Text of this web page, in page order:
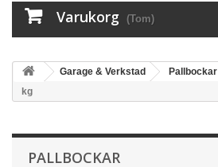
Varukorg (Tom)
Garage & Verkstad Pallbockar
kg
PALLBOCKAR